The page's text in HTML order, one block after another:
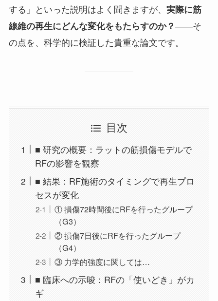
する」といった説明はよく聞きますが、
実際に筋
線維の再生にどんな変化をもたらすのか？ ――そ
の点を、科学的に検証した貴重な論文です。
目次
■ 研究の概要：ラットの筋損傷モデルで
RFの影響を観察
■ 結果：RF施術のタイミングで再生プロ
セスが変化
① 損傷72時間後にRFを行ったグループ
（G3）
② 損傷7日後にRFを行ったグループ
（G4）
③ 力学的強度に関しては…
■ 臨床への示唆：RFの「使いどき」がカ
ギ